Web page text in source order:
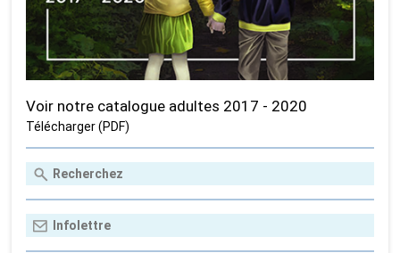
Voir notre catalogue adultes 2017 - 2020
Télécharger (PDF)